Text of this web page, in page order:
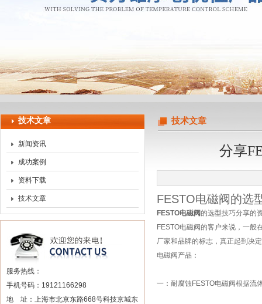
上海申思特自动化设备有限公司
技术文章
新闻资讯
成功案例
资料下载
技术文章
服务热线：
手机号码：19121166298
地 址：上海市北京东路668号科技京城东
技术文章
分享
FESTO电磁阀的选
FESTO电磁阀的选型技巧分享的
FESTO电磁阀的客户来说，一般
厂家和品牌的标志，真正起到决
电磁阀产品：
一：耐腐蚀FESTO电磁阀根据流